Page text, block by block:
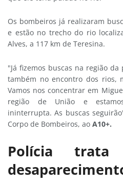
Os bombeiros já realizaram
e estão no trecho do rio
Alves, a 117 km de Teresina.
"Já fizemos buscas na região
também no encontro dos rios,
Vamos nos concentrar em
região de União e
ininterrupta. As buscas
Corpo de Bombeiros, ao A10+.
Polícia trata